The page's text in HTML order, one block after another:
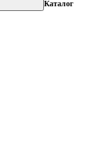
Каталог